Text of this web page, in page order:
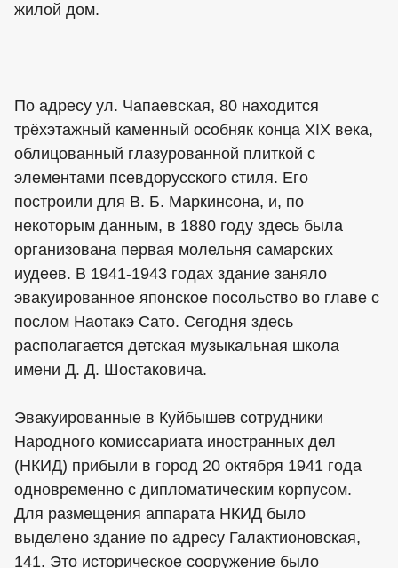
жилой дом.
По адресу ул. Чапаевская, 80 находится
трёхэтажный каменный особняк конца XIX века,
облицованный глазурованной плиткой с
элементами псевдорусского стиля. Его
построили для В. Б. Маркинсона, и, по
некоторым данным, в 1880 году здесь была
организована первая молельня самарских
иудеев. В 1941-1943 годах здание заняло
эвакуированное японское посольство во главе с
послом Наотакэ Сато. Сегодня здесь
располагается детская музыкальная школа
имени Д. Д. Шостаковича.
Эвакуированные в Куйбышев сотрудники
Народного комиссариата иностранных дел
(НКИД) прибыли в город 20 октября 1941 года
одновременно с дипломатическим корпусом.
Для размещения аппарата НКИД было
выделено здание по адресу Галактионовская,
141. Это историческое сооружение было